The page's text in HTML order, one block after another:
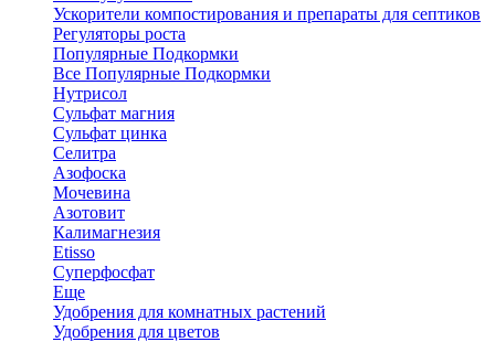
Ускорители компостирования и препараты для септиков
Регуляторы роста
Популярные Подкормки
Все Популярные Подкормки
Нутрисол
Сульфат магния
Сульфат цинка
Селитра
Азофоска
Мочевина
Азотовит
Калимагнезия
Etisso
Суперфосфат
Еще
Удобрения для комнатных растений
Удобрения для цветов